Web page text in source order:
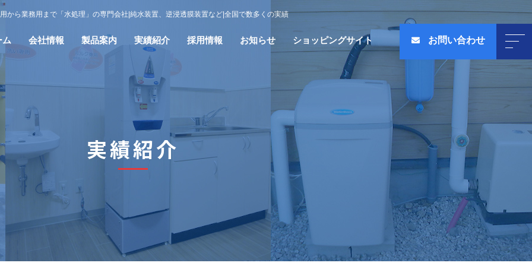
から業務用まで「水処理」の専門会社|純水装置、逆浸透膜装置など|全国で数多くの実績
ム 会社情報 製品案内 実績紹介 採用情報 お知らせ ショッピングサイト お問い合わせ
実績紹介